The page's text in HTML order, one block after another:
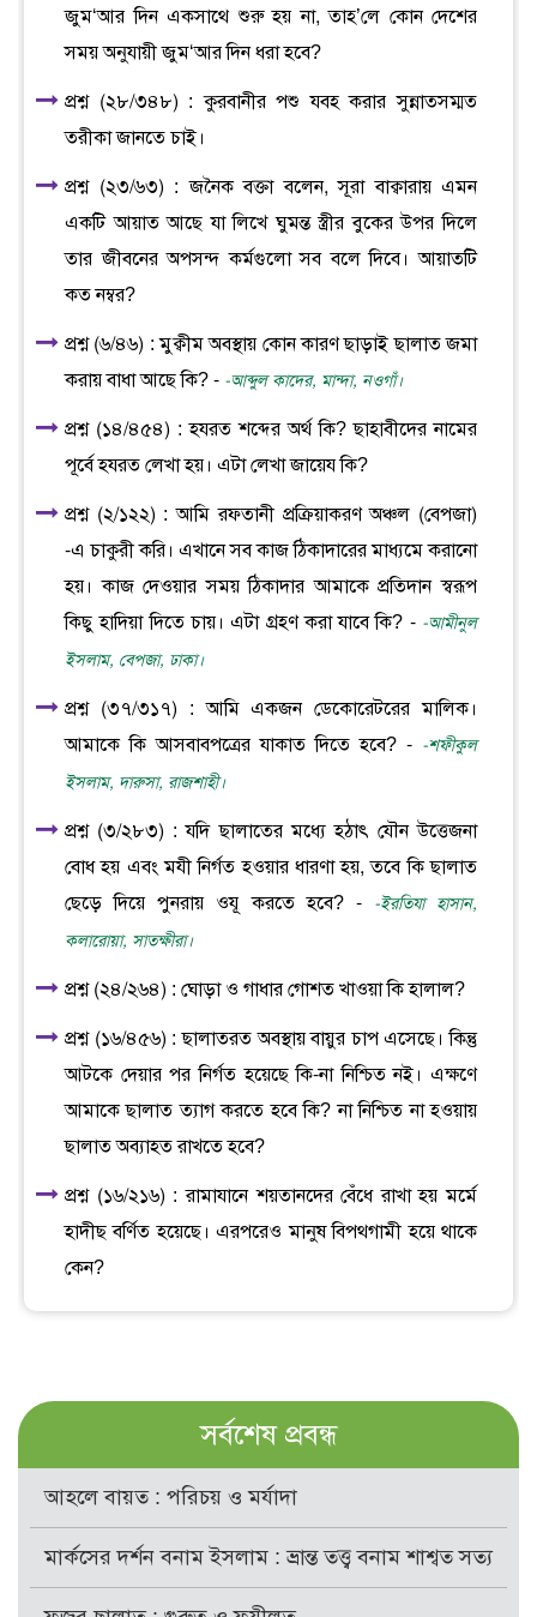
জুম‘আর দিন একসাথে শুরু হয় না, তাহ’লে কোন দেশের
সময় অনুযায়ী জুম‘আর দিন ধরা হবে?
প্রশ্ন (২৮/৩৪৮) : কুরবানীর পশু যবহ করার সুন্নাতসম্মত
তরীকা জানতে চাই।
প্রশ্ন (২৩/৬৩) : জনৈক বক্তা বলেন, সূরা বাক্বারায় এমন
একটি আয়াত আছে যা লিখে ঘুমন্ত স্ত্রীর বুকের উপর দিলে
তার জীবনের অপসন্দ কর্মগুলো সব বলে দিবে। আয়াতটি
কত নম্বর?
প্রশ্ন (৬/৪৬) : মুক্বীম অবস্থায় কোন কারণ ছাড়াই ছালাত জমা
করায় বাধা আছে কি? - -আব্দুল কাদের, মান্দা, নওগাঁ।
প্রশ্ন (১৪/৪৫৪) : হযরত শব্দের অর্থ কি? ছাহাবীদের নামের
পূর্বে হযরত লেখা হয়। এটা লেখা জায়েয কি?
প্রশ্ন (২/১২২) : আমি রফতানী প্রক্রিয়াকরণ অঞ্চল (বেপজা)
-এ চাকুরী করি। এখানে সব কাজ ঠিকাদারের মাধ্যমে করানো
হয়। কাজ দেওয়ার সময় ঠিকাদার আমাকে প্রতিদান স্বরূপ
কিছু হাদিয়া দিতে চায়। এটা গ্রহণ করা যাবে কি? - -আমীনুল
ইসলাম, বেপজা, ঢাকা।
প্রশ্ন (৩৭/৩১৭) : আমি একজন ডেকোরেটরের মালিক।
আমাকে কি আসবাবপত্রের যাকাত দিতে হবে? - -শফীকুল
ইসলাম, দারুসা, রাজশাহী।
প্রশ্ন (৩/২৮৩) : যদি ছালাতের মধ্যে হঠাৎ যৌন উত্তেজনা
বোধ হয় এবং মযী নির্গত হওয়ার ধারণা হয়, তবে কি ছালাত
ছেড়ে দিয়ে পুনরায় ওযূ করতে হবে? -
-ইরতিযা হাসান,
কলারোয়া, সাতক্ষীরা।
প্রশ্ন (২৪/২৬৪) : ঘোড়া ও গাধার গোশত খাওয়া কি হালাল?
প্রশ্ন (১৬/৪৫৬) : ছালাতরত অবস্থায় বায়ুর চাপ এসেছে। কিন্তু
আটকে দেয়ার পর নির্গত হয়েছে কি-না নিশ্চিত নই। এক্ষণে
আমাকে ছালাত ত্যাগ করতে হবে কি? না নিশ্চিত না হওয়ায়
ছালাত অব্যাহত রাখতে হবে?
প্রশ্ন (১৬/২১৬) : রামাযানে শয়তানদের বেঁধে রাখা হয় মর্মে
হাদীছ বর্ণিত হয়েছে। এরপরেও মানুষ বিপথগামী হয়ে থাকে
কেন?
সর্বশেষ প্রবন্ধ
আহলে বায়ত : পরিচয় ও মর্যাদা
মার্কসের দর্শন বনাম ইসলাম : ভ্রান্ত তত্ত্ব বনাম শাশ্বত সত্য